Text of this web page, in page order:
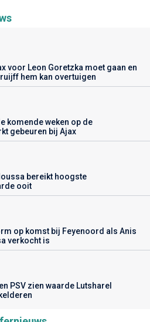
voor Leon Goretzka moet gaan en
hem kan overtuigen
komende weken op de
gebeuren bij Ajax
bereikt hoogste
ooit
op komst bij Feyenoord als Anis
verkocht is
PSV zien waarde Lutsharel